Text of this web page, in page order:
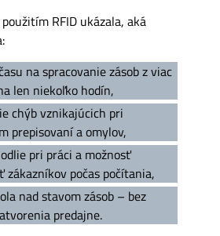
RFID ukázala, aká
na spracovanie zásob z viac
len niekoľko hodín,
chýb vznikajúcich pri
prepisovaní a omylov,
pri práci a možnosť
zákazníkov počas počítania,
nad stavom zásob – bez
predajne.